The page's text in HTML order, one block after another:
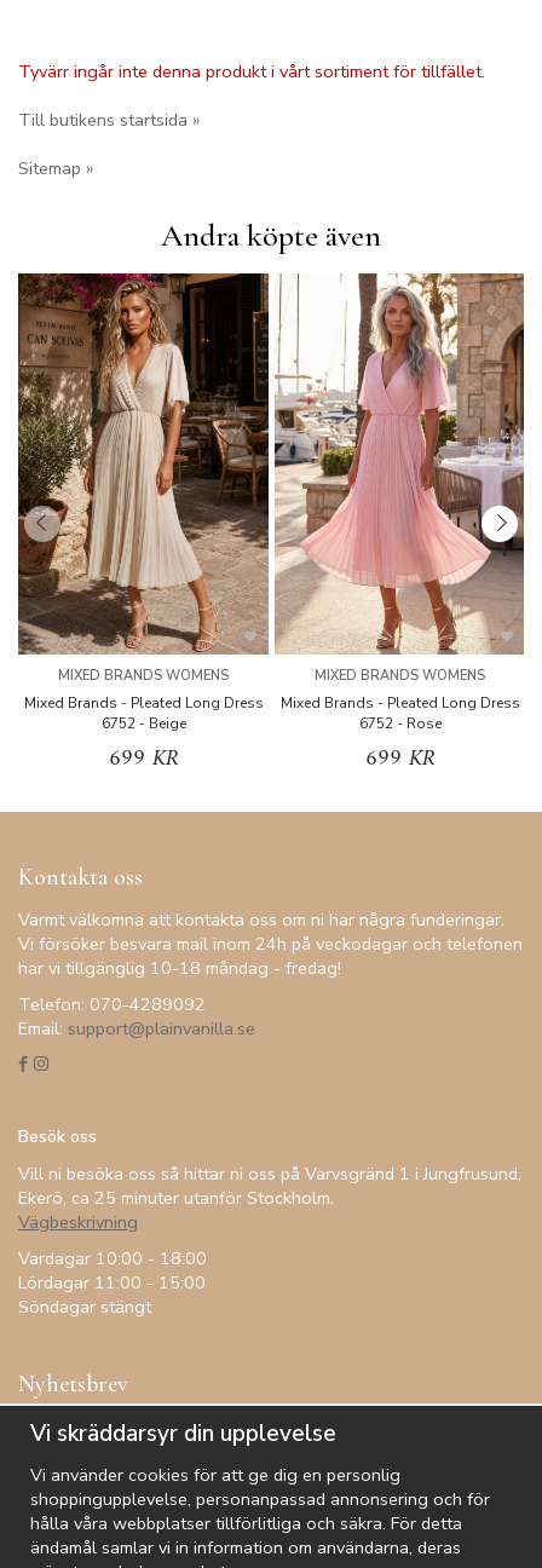
Tyvärr ingår inte denna produkt i vårt sortiment för tillfället.
Till butikens startsida »
Sitemap »
Andra köpte även
MIXED BRANDS WOMENS
Mixed Brands - Pleated Long Dress
6752 - Beige
699 KR
MIXED BRANDS WOMENS
Mixed Brands - Pleated Long Dress
6752 - Rose
699 KR
Kontakta oss
Varmt välkomna att kontakta oss om ni har några funderingar.
Vi försöker besvara mail inom 24h på veckodagar och telefonen
har vi tillgänglig 10-18 måndag - fredag!
Telefon: 070-4289092
Email: support@plainvanilla.se
Besök oss
Vill ni besöka oss så hittar ni oss på Varvsgränd 1 i Jungfrusund,
Ekerö, ca 25 minuter utanför Stockholm.
Vägbeskrivning
Vardagar 10:00 - 18:00
Lördagar 11:00 - 15:00
Söndagar stängt
Nyhetsbrev
Få inspiration, förtur till kampanjer, specialerbjudanden och
De uppgifter du matar in kommer endast användas till våra nyhetsbrev.
Vi skräddarsyr din upplevelse
Vi använder cookies för att ge dig en personlig
shoppingupplevelse, personanpassad annonsering och för
hålla våra webbplatser tillförlitliga och säkra. För detta
ändamål samlar vi in information om användarna, deras